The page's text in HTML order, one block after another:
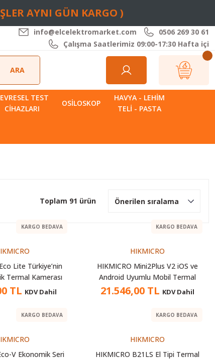
AYNI GÜN KARGO )
info@elcelektromarket.com
0506 269 30 61
Çalışma Saatlerimiz 09:00-17:30 Hafta içi
ARA
TEST
CIHAZLARI
OSILOSKOP
HAVYA - LEHIM
TELI - PASTA
Toplam 91 ürün
KARGO BEDAVA
Lite Türkiye’nin
Termal Kamerası
TL KDV Dahil
KARGO BEDAVA
HIKMICRO
HIKMICRO Mini2Plus V2 iOS ve
Android Uyumlu Mobil Termal
Kamera
21.546,00 TL KDV Dahil
KARGO BEDAVA
V Ekonomik Seri
KARGO BEDAVA
HIKMICRO
HIKMICRO B21LS El Tipi Termal